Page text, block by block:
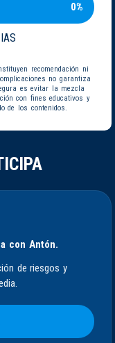
0%
recomendación ni
no garantiza
es evitar la mezcla
con fines educativos y
de los contenidos.
con Antón.
de riesgos y